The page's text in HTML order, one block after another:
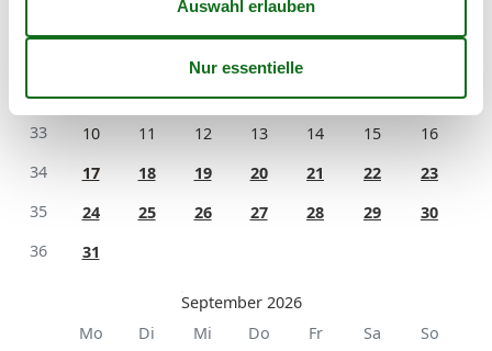
Mi Do Fr
32
3 4 5 6 7 8
9
33
10 11 12 13 14 15
16
34
17 18 19 20 21 22
23
35
24 25 26 27 28 29
30
36
31
September 2026
Mo
Di Mi Do Fr Sa
So